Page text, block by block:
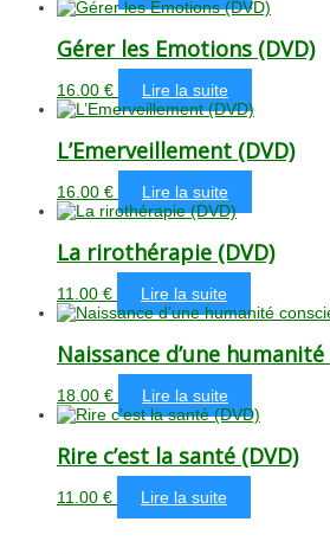
Gérer les Emotions (DVD)
16.00 € Lire la suite
L’Emerveillement (DVD)
16.00 € Lire la suite
La rirothérapie (DVD)
11.00 € Lire la suite
Naissance d’une
18.00 € Lire la suite
Rire c’est la santé (DVD)
11.00 € Lire la suite